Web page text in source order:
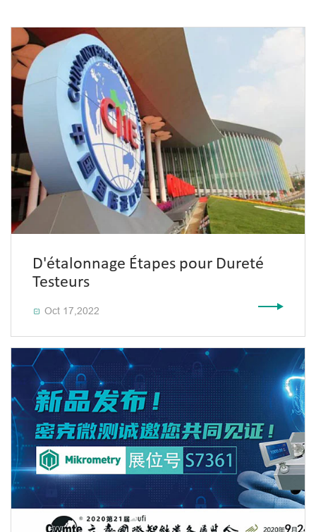
D'étalonnage Étapes pour Dureté
Testeurs
 Oct 17,2022